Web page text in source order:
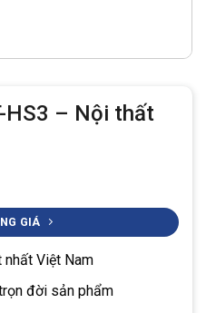
HS3 – Nội thất
GIÁ
Việt Nam
đời sản phẩm